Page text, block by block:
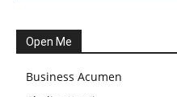
Festival: A Celebration
स्वामी अवधेशानंद जी गिरि के
और असंतुलित रहते हैं?
Open Me
Business Acumen